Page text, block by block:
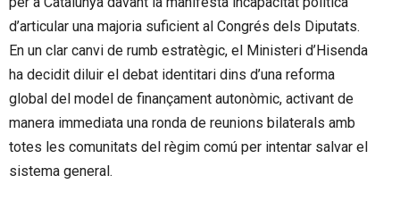
d’articular una majoria suficient al Congrés dels Diputats.
En un clar canvi de rumb estratègic, el Ministeri d’Hisenda
ha decidit diluir el debat identitari dins d’una reforma
global del model de finançament autonòmic, activant de
manera immediata una ronda de reunions bilaterals amb
totes les comunitats del règim comú per intentar salvar el
sistema general.